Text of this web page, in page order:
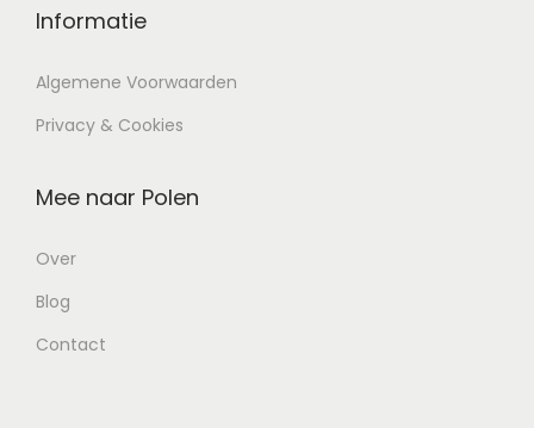
Informatie
Algemene Voorwaarden
Privacy & Cookies
Mee naar Polen
Over
Blog
Contact